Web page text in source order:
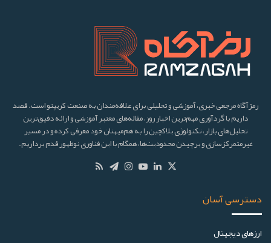
رمزآگاه مرجعی خبری، آموزشی و تحلیلی برای علاقه‌مندان به صنعت کریپتو است. قصد
داریم با گردآوری مهم‌ترین اخبار روز، مقاله‌های معتبر آموزشی و ارائه دقیق‌ترین
تحلیل‌های بازار، تکنولوژی بلاکچین را به هم‌میهنان خود معرفی کرده و در مسیر
غیرمتمرکزسازی و برچیدن محدودیت‌ها، همگام با این فناوری نوظهور قدم برداریم.
دسترسی آسان
ارز‌های دیجیتال